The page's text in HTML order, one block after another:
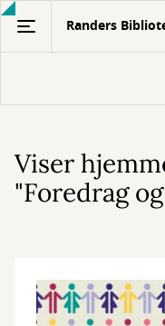
Gå
hovedindhold
Randers
Viser
"Foredrag